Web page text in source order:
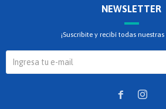
NEWSLETTER
¡Suscribite y recibí todas
 